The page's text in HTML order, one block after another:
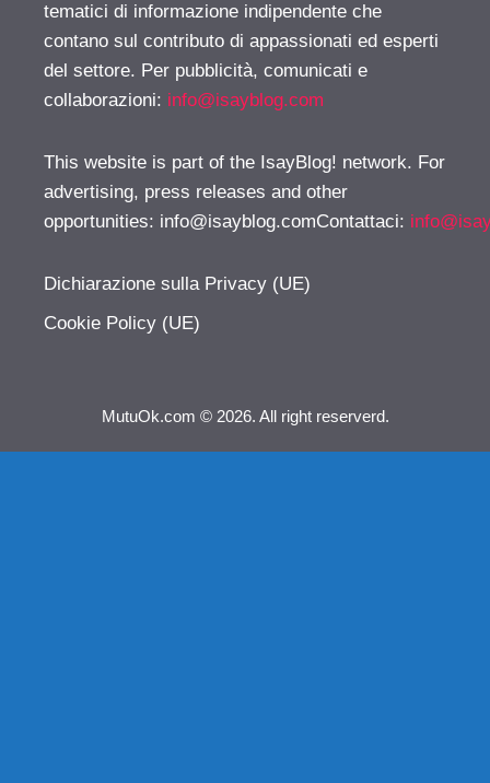
tematici di informazione indipendente che
contano sul contributo di appassionati ed esperti
del settore. Per pubblicità, comunicati e
collaborazioni: info@isayblog.com
This website is part of the IsayBlog! network. For
advertising, press releases and other
opportunities: info@isayblog.comContattaci:
Dichiarazione sulla Privacy (UE)
Cookie Policy (UE)
MutuOk.com © 2026. All right reserverd.